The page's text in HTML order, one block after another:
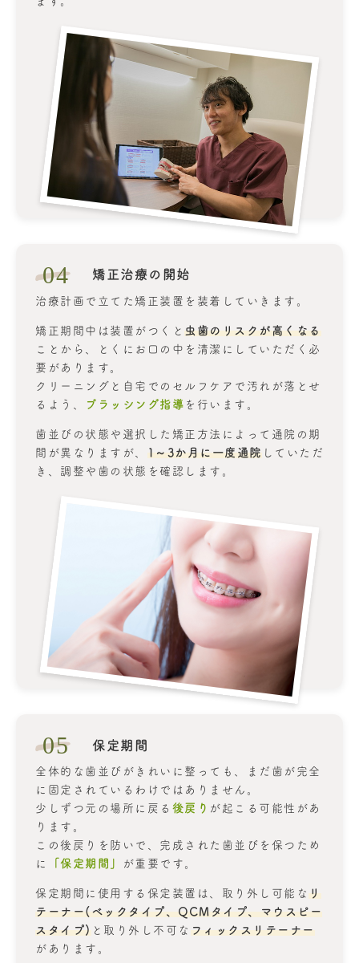
04 矯正治療の開始
治療計画で立てた矯正装置を装着していきます。
矯正期間中は装置がつくと 虫歯のリスクが高くなる
ことから、とくにお口の中を清潔にしていただく必
要があります。
クリーニングと自宅でのセルフケアで汚れが落とせ
るよう、
ブラッシング指導 を行います。
歯並びの状態や選択した矯正方法によって通院の期
間が異なりますが、
1～3か月に一度通院 していただ
き、調整や歯の状態を確認します。
05 保定期間
全体的な歯並びがきれいに整っても、まだ歯が完全
に固定されているわけではありません。
少しずつ元の場所に戻る 後戻り が起こる可能性があ
ります。
この後戻りを防いで、完成された歯並びを保つため
に
「保定期間」 が重要です。
保定期間に使用する保定装置は、取り外し可能な リ
テーナー(ベックタイプ、QCMタイプ、マウスピー
スタイプ) と取り外し不可な フィックスリテーナー
があります。